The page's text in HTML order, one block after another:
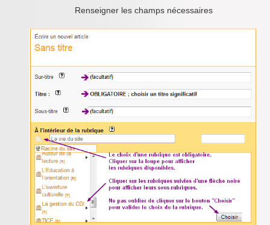
Renseigner les champs nécessaires